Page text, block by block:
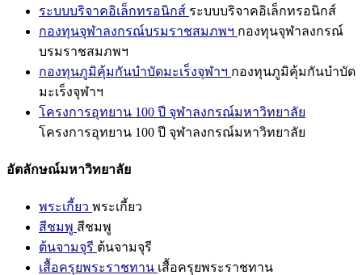
ระบบบริจาคอิเล็กทรอนิกส์ ระบบบริจาคอิเล็กทรอนิกส์
กองทุนจุฬาลงกรณ์บรมราชสมภพฯ กองทุนจุฬาลงกรณ์
บรมราชสมภพฯ
กองทุนภูมิคุ้มกันบำบัดมะเร็งจุฬาฯ กองทุนภูมิคุ้มกันบำบัด
มะเร็งจุฬาฯ
โครงการอุทยาน 100 ปี จุฬาลงกรณ์มหาวิทยาลัย
โครงการอุทยาน 100 ปี จุฬาลงกรณ์มหาวิทยาลัย
อัตลักษณ์มหาวิทยาลัย
พระเกี้ยว พระเกี้ยว
สีชมพู สีชมพู
ต้นจามจุรี ต้นจามจุรี
เสื้อครุยพระราชทาน เสื้อครุยพระราชทาน